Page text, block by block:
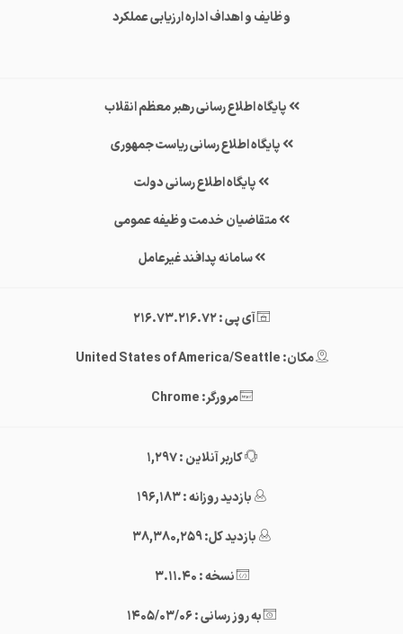
وظایف و اهداف اداره ارزیابی عملکرد
پایگاه اطلاع رسانی رهبر معظم انقلاب
پایگاه اطلاع رسانی ریاست جمهوری
پایگاه اطلاع رسانی دولت
متقاضیان خدمت وظیفه عمومی
سامانه پدافند غیرعامل
آی پی : 216.73.216.72
مکان: United States of America/Seattle
مرورگر: Chrome
کاربر آنلاین : 1,297
بازدید روزانه : 196,183
بازدید کل: 38,380,259
نسخه : 3.11.40
به روز رسانی : 1405/03/06